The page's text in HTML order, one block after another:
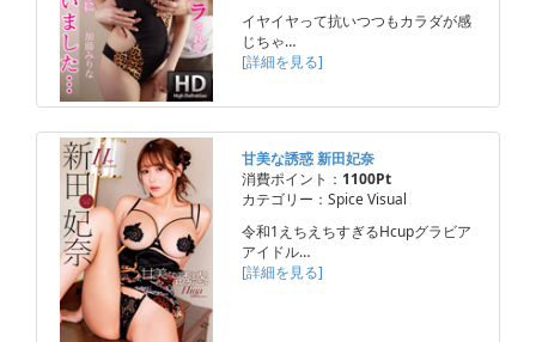
イヤイヤって抗いつつもカラダが感
じちゃ…
[詳細を見る]
甘美な誘惑 新田妃奈
消費ポイント： 1100Pt
カテゴリー：Spice Visual
令和1えちえちすぎるHcupグラビア
アイドル…
[詳細を見る]